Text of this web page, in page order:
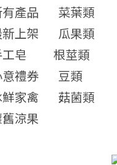
產品
菜葉類
上架
瓜果類
皂
根莖類
禮券
豆類
家禽
菇菌類
涼果